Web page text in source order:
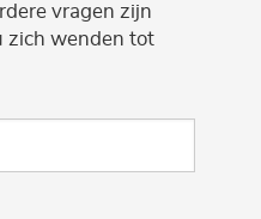
vragen zijn
zich wenden tot